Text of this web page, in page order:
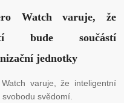
Watch varuje, že
bude součástí
jednotky
varuje, že inteligentní
svědomí.